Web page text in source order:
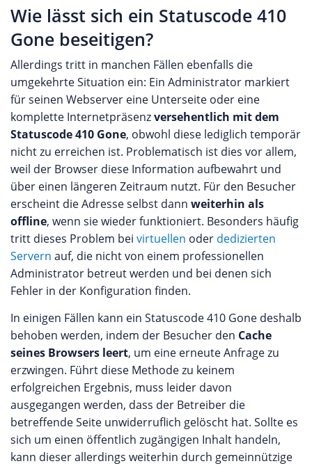
Wie lässt sich ein Statuscode 410
Gone beseitigen?
Allerdings tritt in manchen Fällen ebenfalls die
umgekehrte Situation ein: Ein Administrator markiert
für seinen Webserver eine Unterseite oder eine
komplette Internetpräsenzversehentlich mit dem
Statuscode 410 Gone, obwohl diese lediglich temporär
nicht zu erreichen ist. Problematisch ist dies vor allem,
weil der Browser diese Information aufbewahrt und
über einen längeren Zeitraum nutzt. Für den Besucher
erscheint die Adresse selbst dann weiterhin als
offline, wenn sie wieder funktioniert. Besonders häufig
tritt dieses Problem bei virtuellen oder dedizierten
Servern auf, die nicht von einem professionellen
Administrator betreut werden und bei denen sich
Fehler in der Konfiguration finden.
In einigen Fällen kann ein Statuscode 410 Gone deshalb
behoben werden, indem der Besucher den Cache
seines Browsers leert, um eine erneute Anfrage zu
erzwingen. Führt diese Methode zu keinem
erfolgreichen Ergebnis, muss leider davon
ausgegangen werden, dass der Betreiber die
betreffende Seite unwiderruflich gelöscht hat. Sollte es
sich um einen öffentlich zugängigen Inhalt handeln,
kann dieser allerdings weiterhin durch gemeinnützige